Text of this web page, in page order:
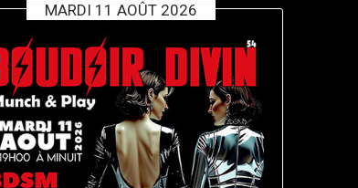
MARDI 11 AOÛT 2026